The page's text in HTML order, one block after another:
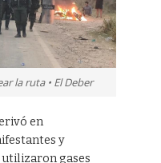
la ruta • El Deber
en
y
gases